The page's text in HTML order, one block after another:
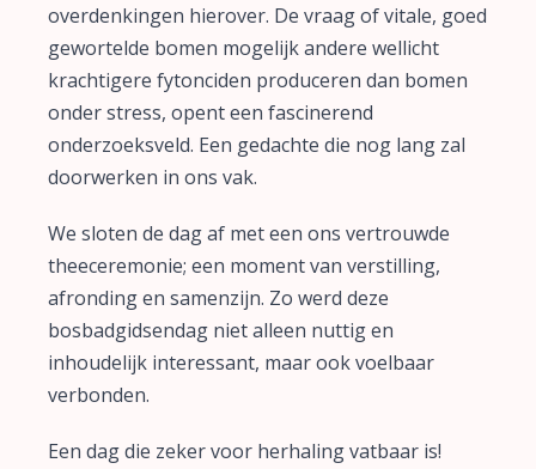
overdenkingen hierover. De vraag of vitale, goed
gewortelde bomen mogelijk andere wellicht
krachtigere fytonciden produceren dan bomen
onder stress, opent een fascinerend
onderzoeksveld. Een gedachte die nog lang zal
doorwerken in ons vak.
We sloten de dag af met een ons vertrouwde
theeceremonie; een moment van verstilling,
afronding en samenzijn. Zo werd deze
bosbadgidsendag niet alleen nuttig en
inhoudelijk interessant, maar ook voelbaar
verbonden.
Een dag die zeker voor herhaling vatbaar is!